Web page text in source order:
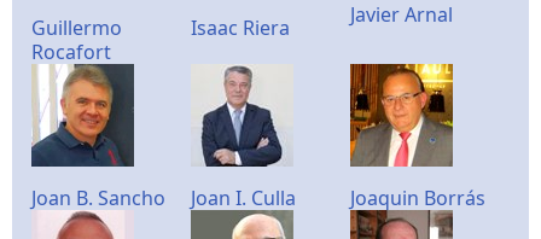
Guillermo
Rocafort
Isaac Riera Javier Arnal
Joan B. Sancho Joan I. Culla Joaquin Borrás